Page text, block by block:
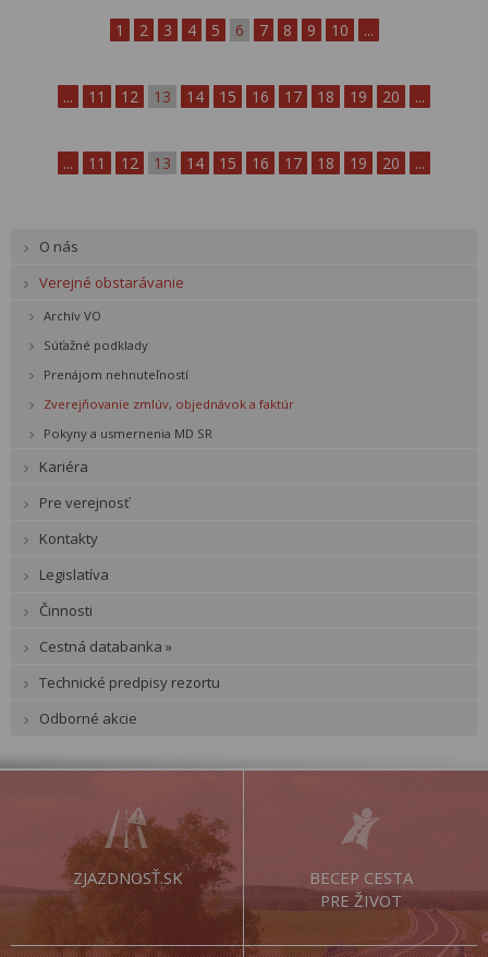
1 2 3 4 5 6 7 8 9 10 ...
... 11 12 13 14 15 16 17 18 19 20 ...
... 11 12 13 14 15 16 17 18 19 20 ...
O nás
Verejné obstarávanie
Archív VO
Súťažné podklady
Prenájom nehnuteľností
Zverejňovanie zmlúv, objednávok a faktúr
Pokyny a usmernenia MD SR
Kariéra
Pre verejnosť
Kontakty
Legislatíva
Činnosti
Cestná databanka »
Technické predpisy rezortu
Odborné akcie
ZJAZDNOSŤ.SK
BECEP CESTA
PRE ŽIVOT